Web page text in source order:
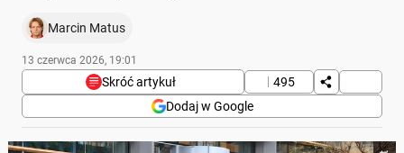
Marcin Matus
13 czerwca 2026, 19:01
Skróć artykuł
495
Dodaj w Google